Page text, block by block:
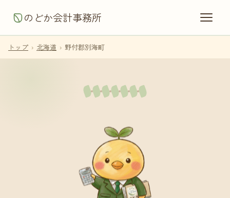
のどか会計事務所
トップ › 北海道 › 野付郡別海町